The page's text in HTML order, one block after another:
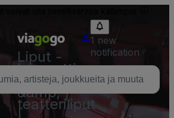
Liput -
konsertti,
urheilu
&amp;
teatteriliput
1 new
notification